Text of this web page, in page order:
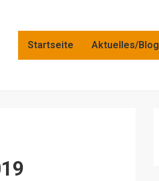
Startseite Aktuelles/Blog